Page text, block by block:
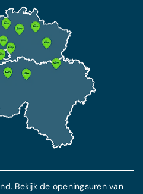
Bekijk de openingsuren van